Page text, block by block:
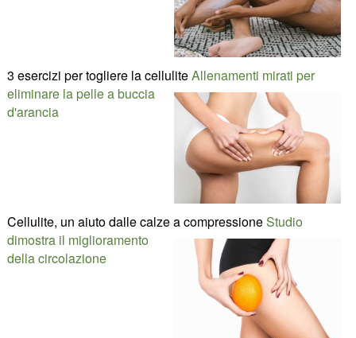
3 esercizi per togliere la celluliteAllenamenti mirati per
eliminare la pelle a buccia
d'arancia
Cellulite, un aiuto dalle calze a compressioneStudio
dimostra il miglioramento
della circolazione